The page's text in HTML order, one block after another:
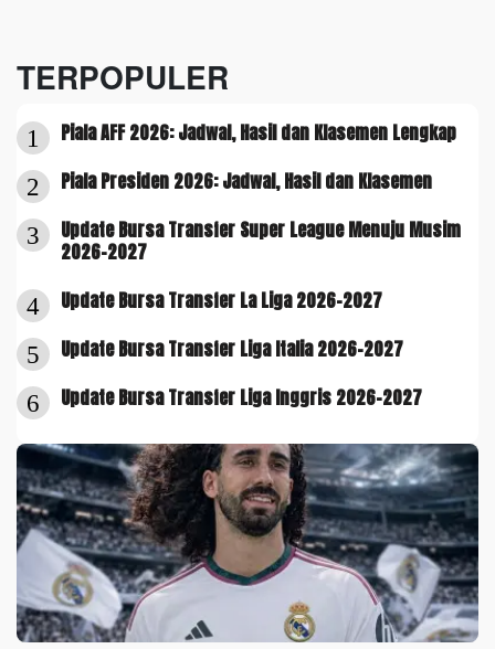
TERPOPULER
1 Piala AFF 2026: Jadwal, Hasil dan Klasemen Lengkap
2 Piala Presiden 2026: Jadwal, Hasil dan Klasemen
3
Update Bursa Transfer Super League Menuju Musim
2026-2027
4 Update Bursa Transfer La Liga 2026-2027
5 Update Bursa Transfer Liga Italia 2026-2027
6 Update Bursa Transfer Liga Inggris 2026-2027